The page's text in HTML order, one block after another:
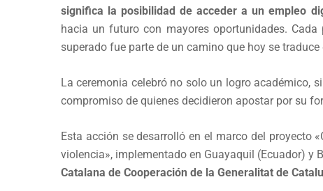
significa la posibilidad de acceder a un empleo
hacia un futuro con mayores oportunidades.
superado fue parte de un camino que hoy se
La ceremonia celebró no solo un logro académico,
compromiso de quienes decidieron apostar por su
Esta acción se desarrolló en el marco del proyecto
violencia», implementado en Guayaquil (Ecuador) y
Catalana de Cooperación de la Generalitat de